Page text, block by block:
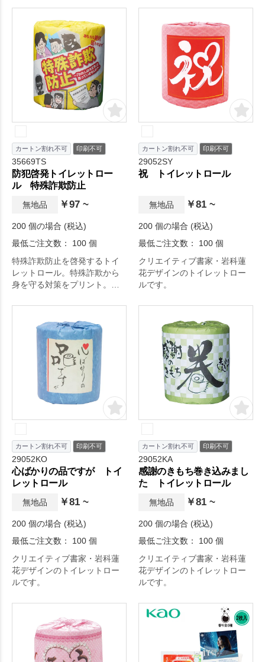
カートン割れ不可 印刷不可
35669TS
防犯啓発トイレットロー
ル 特殊詐欺防止
無地品 ￥97 ~
200 個の場合 (税込)
最低ご注文数： 100 個
特殊詐欺防止を啓発するトイ
レットロール。特殊詐欺から
身を守る対策をプリント。イ
ポイント。
カートン割れ不可 印刷不可
29052SY
祝 トイレットロール
無地品 ￥81 ~
200 個の場合 (税込)
最低ご注文数： 100 個
クリエイティブ書家・岩科蓮
花デザインのトイレットロー
ルです。
カートン割れ不可 印刷不可
29052KO
心ばかりの品ですが トイ
レットロール
無地品 ￥81 ~
200 個の場合 (税込)
最低ご注文数： 100 個
クリエイティブ書家・岩科蓮
花デザインのトイレットロー
ルです。
カートン割れ不可 印刷不可
29052KA
感謝のきもち巻き込みまし
た トイレットロール
無地品 ￥81 ~
200 個の場合 (税込)
最低ご注文数： 100 個
クリエイティブ書家・岩科蓮
花デザインのトイレットロー
ルです。